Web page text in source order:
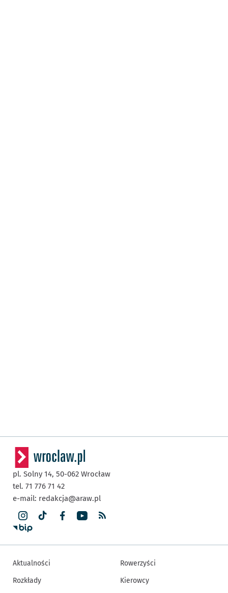
pl. Solny 14, 50-062 Wrocław
tel. 71 776 71 42
e-mail: redakcja@araw.pl
Aktualności
Rozkłady
Rowerzyści
Kierowcy